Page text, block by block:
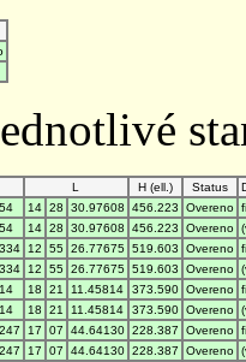
L H (ell.) Status
14 28 30.97608 456.223 Overeno
14 28 30.97608 456.223 Overeno
12 55 26.77675 519.603 Overeno
12 55 26.77675 519.603 Overeno
18 21 11.45814 373.590 Overeno
18 21 11.45814 373.590 Overeno
17 07 44.64130 228.387 Overeno
17 07 44.64130 228.387 Overeno